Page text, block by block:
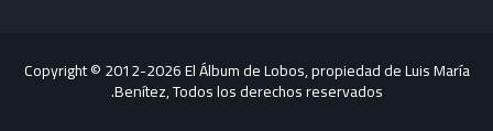
Copyright © 2012-2026 El Álbum de Lobos, propiedad de Luis María
Benítez, Todos los derechos reservados.